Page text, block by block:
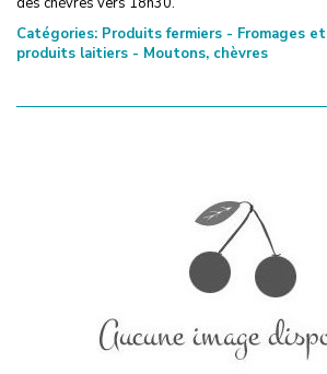
Catégories: Produits fermiers - Fromages et
produits laitiers - Moutons, chèvres